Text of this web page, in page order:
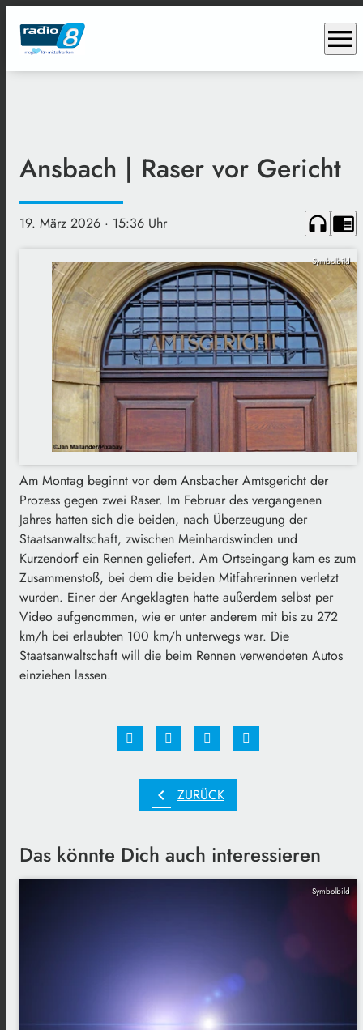
menu
Ansbach | Raser vor Gericht
19. März 2026 · 15:36 Uhr headphones chrome_reader_mode
Symbolbild
Am Montag beginnt vor dem Ansbacher Amtsgericht der
Prozess gegen zwei Raser. Im Februar des vergangenen
Jahres hatten sich die beiden, nach Überzeugung der
Staatsanwaltschaft, zwischen Meinhardswinden und
Kurzendorf ein Rennen geliefert. Am Ortseingang kam es zum
Zusammenstoß, bei dem die beiden Mitfahrerinnen verletzt
wurden. Einer der Angeklagten hatte außerdem selbst per
Video aufgenommen, wie er unter anderem mit bis zu 272
km/h bei erlaubten 100 km/h unterwegs war. Die
Staatsanwaltschaft will die beim Rennen verwendeten Autos
einziehen lassen.
chevron_left ZURÜCK
Das könnte Dich auch interessieren
Symbolbild